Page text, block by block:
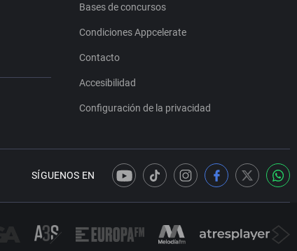
Bases de concursos
Condiciones Appcelerate
Contacto
Accesibilidad
Configuración de la privacidad
SÍGUENOS EN